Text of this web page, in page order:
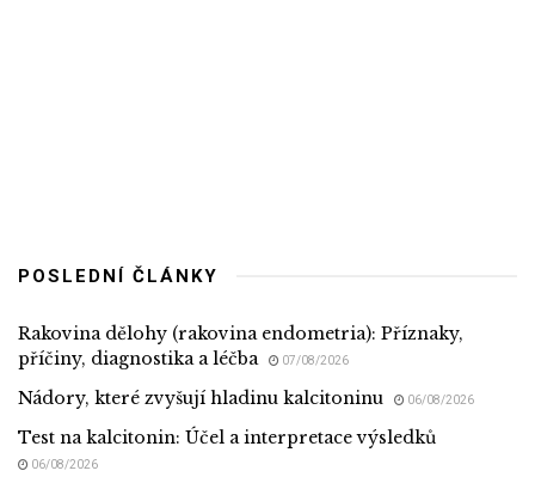
POSLEDNÍ ČLÁNKY
Rakovina dělohy (rakovina endometria): Příznaky,
příčiny, diagnostika a léčba
07/08/2026
Nádory, které zvyšují hladinu kalcitoninu 06/08/2026
Test na kalcitonin: Účel a interpretace výsledků
06/08/2026